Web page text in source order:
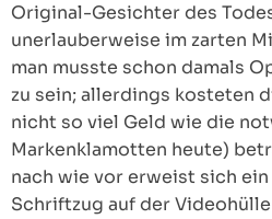
Original-Gesichter des
unerlauberweise im zarten
man musste schon damals
zu sein; allerdings kosteten
nicht so viel Geld wie die
Markenklamotten heute)
nach wie vor erweist sich
Schriftzug auf der